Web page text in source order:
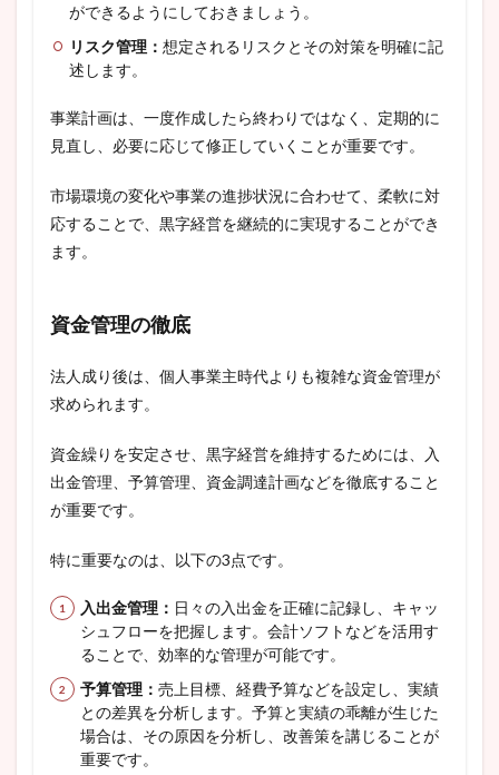
ができるようにしておきましょう。
リスク管理： 想定されるリスクとその対策を明確に記
述します。
事業計画は、一度作成したら終わりではなく、定期的に
見直し、必要に応じて修正していくことが重要です。
市場環境の変化や事業の進捗状況に合わせて、柔軟に対
応することで、黒字経営を継続的に実現することができ
ます。
資金管理の徹底
法人成り後は、個人事業主時代よりも複雑な資金管理が
求められます。
資金繰りを安定させ、黒字経営を維持するためには、入
出金管理、予算管理、資金調達計画などを徹底すること
が重要です。
特に重要なのは、以下の3点です。
入出金管理： 日々の入出金を正確に記録し、キャッ
シュフローを把握します。会計ソフトなどを活用す
ることで、効率的な管理が可能です。
予算管理： 売上目標、経費予算などを設定し、実績
との差異を分析します。予算と実績の乖離が生じた
場合は、その原因を分析し、改善策を講じることが
重要です。